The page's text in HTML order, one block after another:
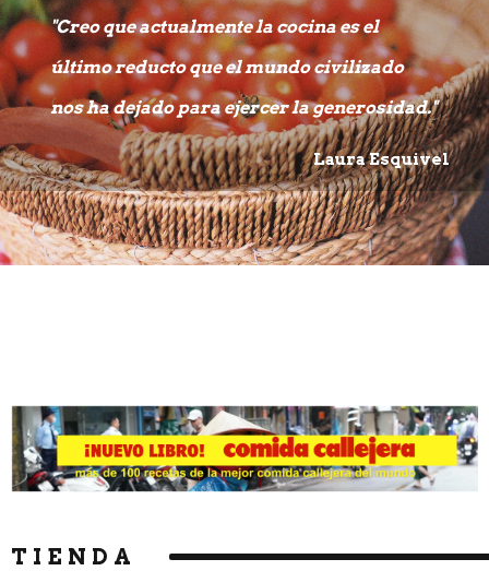
Laura Esquivel
"Creo que actualmente la cocina es el
último reducto que el mundo civilizado
nos ha dejado para ejercer la generosidad."
TIENDA